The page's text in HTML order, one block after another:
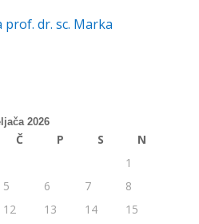
dr. sc. Marka
2026
Č P S
N
1
5 6 7
8
12 13 14
15